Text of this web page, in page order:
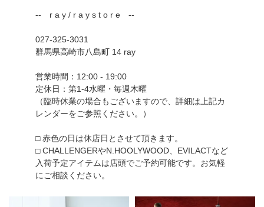
-- r a y / r a y s t o r e --
027-325-3031
群馬県高崎市八島町 14 ray
営業時間：12:00 - 19:00
定休日：第1-4水曜・毎週木曜
（臨時休業の場合もございますので、詳細は上記カ
レンダーをご参照ください。）
□ 赤色の日は休店日とさせて頂きます。
□ CHALLENGERやN.HOOLYWOOD、EVILACTなど
入荷予定アイテムは店頭でご予約可能です。お気軽
にご相談ください。